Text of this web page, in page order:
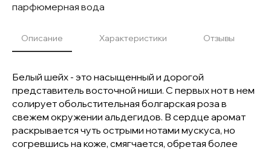
парфюмерная вода
Описание Характеристики Отзывы
Белый шейх - это насыщенный и дорогой
представитель восточной ниши. С первых нот в нем
солирует обольстительная болгарская роза в
свежем окружении альдегидов. В сердце аромат
раскрывается чуть острыми нотами мускуса, но
согревшись на коже, смягчается, обретая более